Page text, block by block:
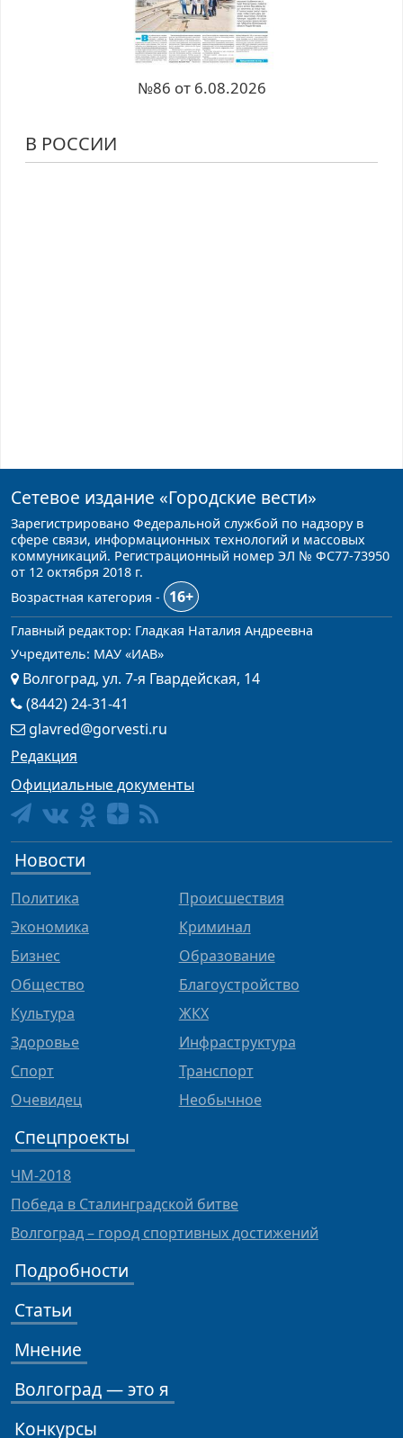
№86 от 6.08.2026
В РОССИИ
Сетевое издание «Городские вести»
Зарегистрировано Федеральной службой по надзору в
сфере связи, информационных технологий и массовых
коммуникаций. Регистрационный номер ЭЛ № ФС77-73950
от 12 октября 2018 г.
Возрастная категория -
16+
Главный редактор: Гладкая Наталия Андреевна
Учредитель: МАУ «ИАВ»
Волгоград, ул. 7-я Гвардейская, 14
(8442) 24-31-41
glavred@gorvesti.ru
Редакция
Официальные документы
Новости
Политика
Экономика
Бизнес
Общество
Культура
Здоровье
Спорт
Очевидец
Происшествия
Криминал
Образование
Благоустройство
ЖКХ
Инфраструктура
Транспорт
Необычное
Спецпроекты
ЧМ-2018
Победа в Сталинградской битве
Волгоград – город спортивных достижений
Подробности
Статьи
Мнение
Волгоград — это я
Конкурсы